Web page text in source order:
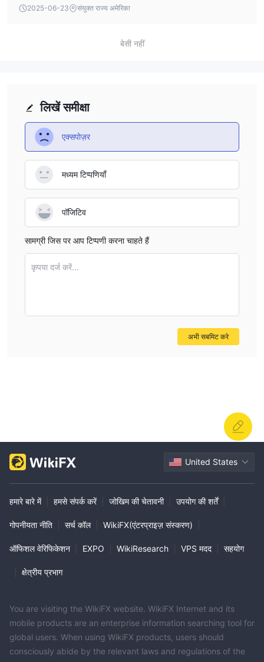
2025-06-23
संयुक्त राज्य अमेरिका
बेसी नहीं
लिखें समीक्षा
एक्सपोज़र
मध्यम टिप्पणियाँ
पॉजिटिव
सामग्री जिस पर आप टिप्पणी करना चाहते हैं
कृपया दर्ज करें...
अभी सबमिट करे
United States
हमारे बारे में हमसे संपर्क करें जोखिम की चेतावनी उपयोग की शर्तें
गोपनीयता नीति सर्च कॉल WikiFX(एंटरप्राइज़ संस्करण)
ऑफिशल वेरिफिकेशन EXPO WikiResearch VPS मदद सहयोग
क्षेत्रीय प्रभाग
You are visiting the WikiFX website. WikiFX Internet and its
mobile products are an enterprise information searching tool for
global users. When using WikiFX products, users should
consciously abide by the relevant laws and regulations of the